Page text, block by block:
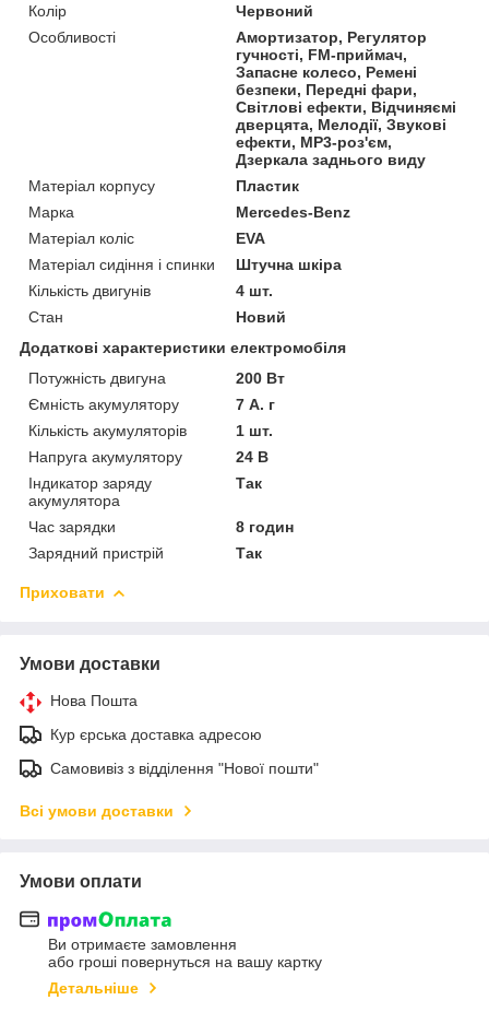
Колір
Червоний
Особливості
Амортизатор, Регулятор
гучності, FM-приймач,
Запасне колесо, Ремені
безпеки, Передні фари,
Світлові ефекти, Відчиняємі
дверцята, Мелодії, Звукові
ефекти, MP3-роз'єм,
Дзеркала заднього виду
Матеріал корпусу
Пластик
Марка
Mercedes-Benz
Матеріал коліс
EVA
Матеріал сидіння і спинки
Штучна шкіра
Кількість двигунів
4 шт.
Стан
Новий
Додаткові характеристики електромобіля
Потужність двигуна
200 Вт
Ємність акумулятору
7 А. г
Кількість акумуляторів
1 шт.
Напруга акумулятору
24 В
Індикатор заряду
акумулятора
Так
Час зарядки
8 годин
Зарядний пристрій
Так
Приховати
Умови доставки
Нова Пошта
Кур єрська доставка адресою
Самовивіз з відділення "Нової пошти"
Всі умови доставки
Умови оплати
Ви отримаєте замовлення
або гроші повернуться на вашу картку
Детальніше